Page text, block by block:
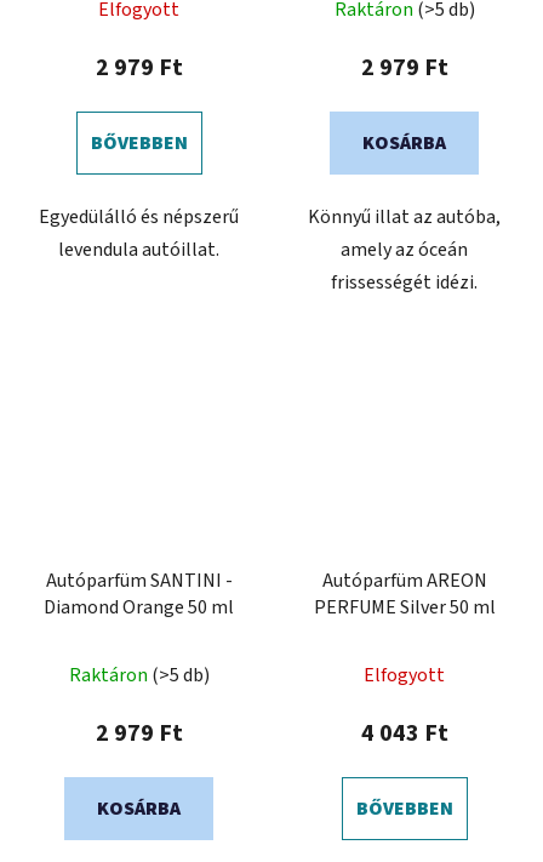
termék
átlagos
5-
ből
csillag.
Elfogyott
2 979 Ft
BŐVEBBEN
Egyedülálló és népszerű
levendula autóillat.
termék
átlagos
5-
ből
csillag.
Raktáron (>5 db)
2 979 Ft
KOSÁRBA
Könnyű illat az autóba,
amely az óceán
frissességét idézi.
Autóparfüm SANTINI -
Diamond Orange 50 ml
termék
átlagos
5-
ből
Raktáron (>5 db)
2 979 Ft
KOSÁRBA
Autóparfüm AREON
PERFUME Silver 50 ml
Elfogyott
4 043 Ft
BŐVEBBEN